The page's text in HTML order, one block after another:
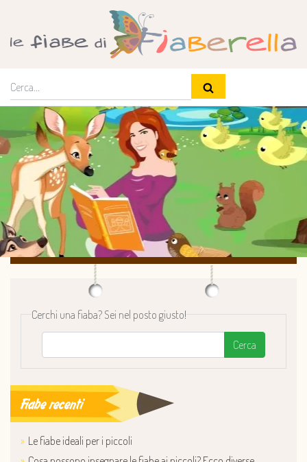
Cerchi una fiaba? Sei nel posto giusto!
Cerca
Fiabe recenti
Le fiabe ideali per i piccoli